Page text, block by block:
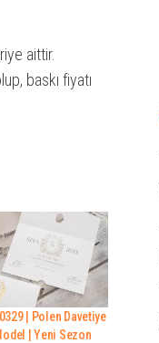
aittir.
baskı fiyatı
| Polen Davetiye
| Yeni Sezon